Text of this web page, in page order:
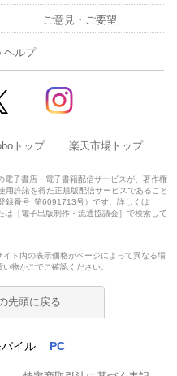
ご意見・ご要望
ヘルプ
トップ 楽天市場トップ
電子書店・電子書籍配信サービスが、著作権
用許諾を得た正規版配信サービスであること
録番号 第6091713号）です。詳しくは
は［電子出版制作・流通協議会］で検索して
ト内の表示価格がページによって異なる場
物かごでご確認ください。
先頭に戻る
バイル PC